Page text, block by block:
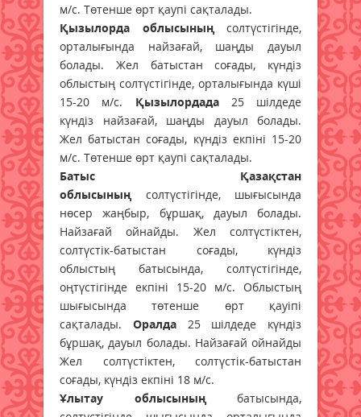
м/с. Төтенше өрт қаупі сақталады.
Қызылорда облысының солтүстігінде,
орталығында найзағай, шаңды дауыл
болады. Жел батыстан соғады, күндіз
облыстың солтүстігінде, орталығында күші
15-20 м/с. Қызылордада25 шілдеде
күндіз найзағай, шаңды дауыл болады.
Жел батыстан соғады, күндіз екпіні 15-20
м/с. Төтенше өрт қаупі сақталады.
Батыс Қазақстан
облысының солтүстігінде, шығысында
нөсер жаңбыр, бұршақ, дауыл болады.
Найзағай ойнайды. Жел солтүстіктен,
солтүстік-батыстан соғады, күндіз
облыстың батысында, солтүстігінде,
оңтүстігінде екпіні 15-20 м/с. Облыстың
шығысында төтенше өрт қауіпі
сақталады. Оралда25 шілдеде күндіз
бұршақ, дауыл болады. Найзағай ойнайды
Жел солтүстіктен, солтүстік-батыстан
соғады, күндіз екпіні 18 м/с.
Ұлытау облысының батысында,